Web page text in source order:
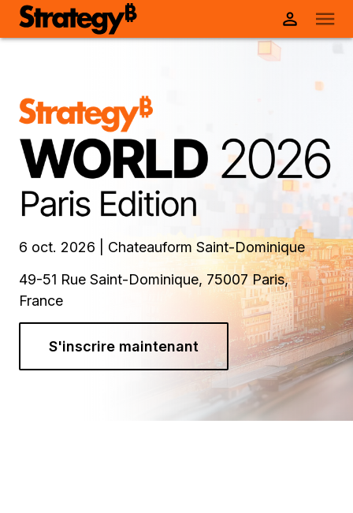
6 oct. 2026 | Chateauform Saint-Dominique
49-51 Rue Saint-Dominique, 75007 Paris,
France
S'inscrire maintenant